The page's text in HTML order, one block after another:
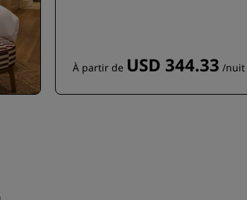
À partir de USD 344.33 /nuit